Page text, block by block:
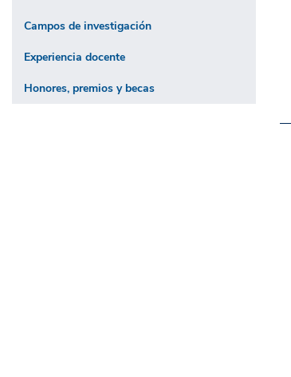
Campos de investigación
Experiencia docente
Honores, premios y becas